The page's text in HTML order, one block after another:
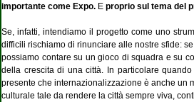
importante come Expo. E proprio sul tema del
Se, infatti, intendiamo il progetto come uno
difficili rischiamo di rinunciare alle nostre sfide:
possiamo contare su un gioco di squadra e su
della crescita di una città. In particolare
presente che internazionalizzazione è anche un
culturale tale da rendere la città sempre viva,